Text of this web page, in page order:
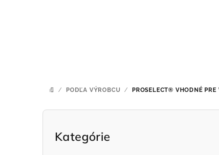
DOMOV
/ PODĽA VÝROBCU / PROSELECT® VHODNÉ PRE
B
Preskočiť
kategórie
Kategórie